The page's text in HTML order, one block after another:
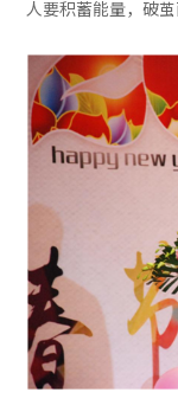
人要积蓄能量，破茧